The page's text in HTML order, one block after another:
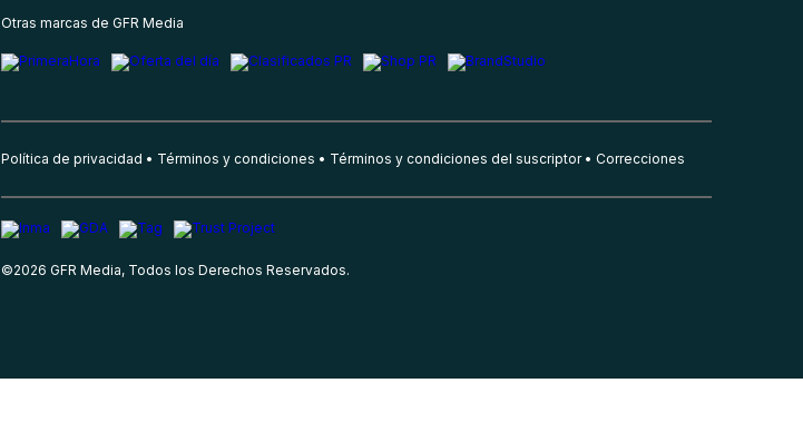
Otras marcas de GFR Media
Política de privacidad Términos y condiciones Términos y condiciones del suscriptor Correcciones
©2026 GFR Media, Todos los Derechos Reservados.